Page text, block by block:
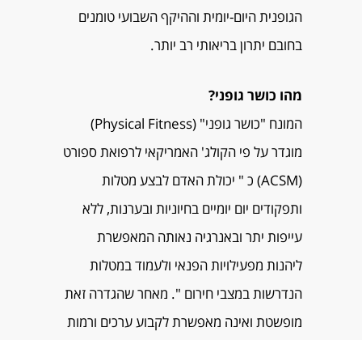
הגופנית היום-יומית וההיקף השבועי טומנים
בחובם יתרון בריאותי רב יותר.
מהו כושר גופני?
המונח "כושר גופני" (Physical Fitness)
מוגדר על פי הקולג' האמריקאי לרפואת ספורט
(ACSM) כ " יכולת האדם לבצע מטלות
ותפקודים יום יומיים בחיוניות ובערנות, ללא
עייפות יתר ובאנרגיה נאותה המאפשרת
ליהנות מפעילויות הפנאי ולעמוד במטלות
הנדרשות במצבי חירום ". מאחר שהגדרה זאת
מופשטת ואינה מאפשרת לקבוע ערכים ורמות